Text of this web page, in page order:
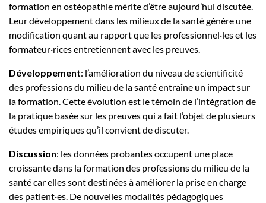
formation en ostéopathie mérite d’être aujourd’hui discutée.
Leur développement dans les milieux de la santé génère une
modification quant au rapport que les professionnel·les et les
formateur·rices entretiennent avec les preuves.
Développement: l’amélioration du niveau de scientificité
des professions du milieu de la santé entraîne un impact sur
la formation. Cette évolution est le témoin de l’intégration de
la pratique basée sur les preuves qui a fait l’objet de plusieurs
études empiriques qu’il convient de discuter.
Discussion: les données probantes occupent une place
croissante dans la formation des professions du milieu de la
santé car elles sont destinées à améliorer la prise en charge
des patient·es. De nouvelles modalités pédagogiques